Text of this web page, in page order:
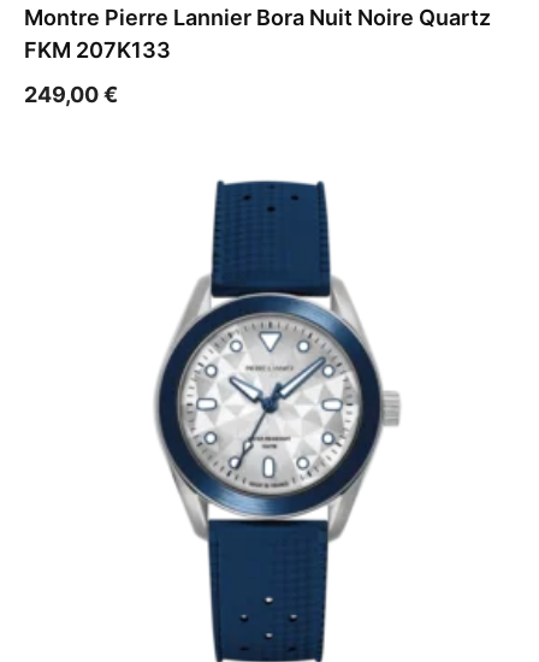
Montre Pierre Lannier Bora Nuit Noire Quartz
FKM 207K133
249,00€